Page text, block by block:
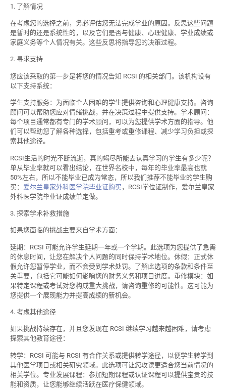
1. 了解情况
在考虑您的选择之前，务必评估您无法完成学业的原因。反思这些问题
是暂时的还是系统性的，以及它们是否与健康、心理健康、学业成绩或
家庭义务等个人情况有关。这些反思将指导您的决策过程。
2. 寻求支持
您应该采取的第一步是将您的情况告知 RCSI 的相关部门。该机构设有
以下支持系统：
学生支持服务：为面临个人困难的学生提供咨询和心理健康支持。咨询
顾问可以帮助您应对情绪挑战，并在决策过程中提供支持。学术顾问：
每个项目通常都有专门的学术顾问，可以为您提供学术方面的指导。他
们可以帮助您了解各种选择，包括重考或重修课程、减少学习负担或探
索其他途径。
RCSI生活的时光不断流逝，真的竭尽所能去认真学习的学生有多少呢？
单从毕业率就可以看出结论，在世界名校中，每年的毕业率最高也就
50%左右，所以不能毕业已成为常态，所以我们推荐不能毕业的学生购
买： 爱尔兰皇家外科医学院毕业证购买，RCSI学位证制作，爱尔兰皇家
外科医学院毕业证成绩单定做。
3. 探索学术补救措施
如果您面临的挑战主要来自学术方面：
延期：RCSI 可能允许学生延期一年或一个学期。此选项为您提供了急需
的休息时间，让您在解决个人问题的同时保持学术地位。休假：正式休
假允许您暂停学业，而不会受到学术处罚。了解此选项的条款和条件至
关重要，包括它可能如何影响您的财务义务和项目进度。重修模块：如
果特定课程或考试对您构成重大挑战，请咨询重修的可能性。这可能为
您提供一个展现能力并提高成绩的新机会。
4. 考虑其他途径
如果挑战持续存在，并且您发现在 RCSI 继续学习越来越困难，请考虑
探索其他教育途径：
转学：RCSI 可能与 RCSI 有合作关系或提供转学途径，以便学生转学到
其他医学项目或相关研究领域。此选项可让您攻读更适合您当前情况的
相关学位。专业发展课程：参加短期课程或认证课程可以提供宝贵的技
能和资质，让您能够继续活跃在医疗保健领域。